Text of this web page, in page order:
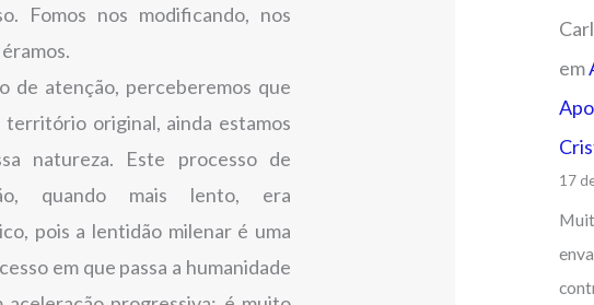
Fomos nos modificando, nos
de atenção, perceberemos que
original, ainda estamos
natureza. Este processo de
quando mais lento, era
pois a lentidão milenar é uma
em que passa a humanidade
em
17